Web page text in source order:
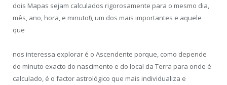
dois Mapas sejam calculados rigorosamente para o mesmo dia,
mês, ano, hora, e minuto!), um dos mais importantes e aquele
que
nos interessa explorar é o Ascendente porque, como depende
do minuto exacto do nascimento e do local da Terra para onde é
calculado, é o factor astrológico que mais individualiza e